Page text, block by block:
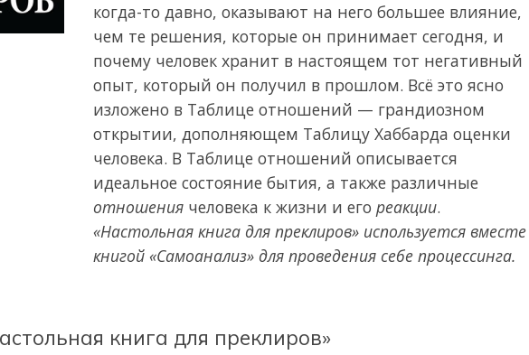
когда-то давно, оказывают на него большее влияние,
чем те решения, которые он принимает сегодня, и
почему человек хранит в настоящем тот негативный
опыт, который он получил в прошлом. Всё это ясно
изложено в Таблице отношений — грандиозном
открытии, дополняющем Таблицу Хаббарда оценки
человека. В Таблице отношений описывается
идеальное состояние бытия, а также различные
отношениячеловека к жизни и его реакции.
«Настольная книга для преклиров» используется вместе
книгой «Самоанализ» для проведения себе процессинга.
книга для преклиров»